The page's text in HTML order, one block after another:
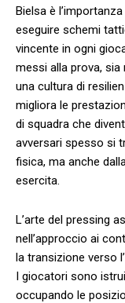
‍Bielsa è
eseguire schemi
vincente ⁢in ogni
messi alla prova,
una cultura di
migliora​ le
di squadra che
avversari ⁤spesso si
‍fisica, ma anche
esercita.
L’arte del pressing
nell’approccio ai
la transizione verso
I giocatori sono
occupando ⁢le